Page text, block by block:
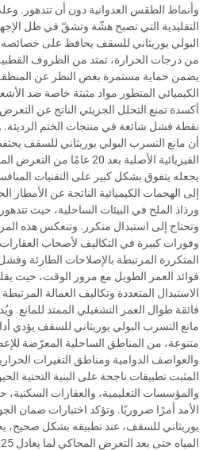
وأنماط الطقس العدوانية دون أن تتدهور.
التقليدية التي تصبح هشّة وتشقّ في ظل
البولي يوريثاني للسقف يحافظ على
من درجات الحرارة، تمتد من الظروف
يضمن حماية مستمرة بغض النظر عن المنطقة
الكيميائي المتطور مواد مثبتة خاصة ضد
أكسدة تمنع التحلل الجزيئي الناتج عن
نقطة فشل شائعة في منتجات الختم الرديئة.
الفيزيائية الأصلية بعد 20
يجعله يتفوق بشكل كبير على التقنيات
إلى الهجمات الكيميائية الناتجة عن الأمطار
ورذاذ الملح في البيئات الساحلية، حيث
وتحتاج إلى استبدال متكرر. وتنعكس هذه
وفورات كبيرة في التكاليف لأصحاب
المتكررة المرتبطة بالإصلاحات الطارئة
فوائد العمر الطويل مع مرور الوقت، حيث
الاستبدال المتعددة وتكاليف العمالة
فائقة طوال العمر التشغيلي الممتد للمانع.
مانع التسرب البولي يوريثاني للسقف يؤدي
متنوعة، من المناطق الساحلية المعرّضة
والعواصف الدوامية ومناطق التغيرات
المثبت تطبيقات ناجحة على البنية التحتية
والمؤسسات التعليمية، والعقارات السكنية،
الأمد أمرًا ضروريًا. وتؤكد اختبارات ضمان
يوريثاني للسقف، عند تطبيقه بشكل